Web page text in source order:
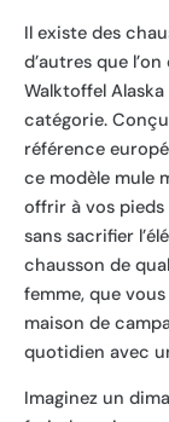
Il existe des
d’autres que
Walktoffel
catégorie.
référence
ce modèle mule
offrir à vos
sans sacrifier
chausson de
femme, que
maison de
quotidien avec
Imaginez un